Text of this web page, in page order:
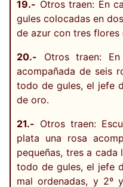
19.- Otros traen: En
gules colocadas en
de azur con tres flores
20.- Otros traen:
acompañada de seis
todo de gules, el jefe
de oro.
21.- Otros traen:
plata una rosa
pequeñas, tres a cada
todo de gules, el jefe
mal ordenadas, y 2º